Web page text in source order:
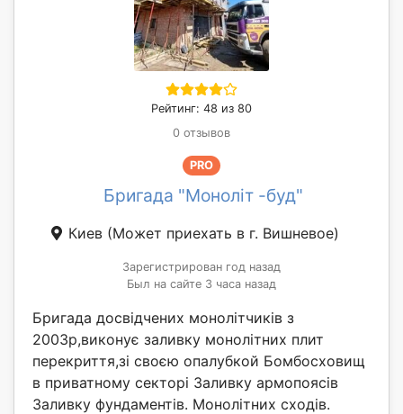
Рейтинг: 48 из 80
0 отзывов
PRO
Бригада "Моноліт -буд"
Киев (Может приехать в г. Вишневое)
Зарегистрирован год назад
Был на сайте 3 часа назад
Бригада досвідчених монолітчиків з
2003р,виконує заливку монолітних плит
перекриття,зі своєю опалубкой Бомбосховищ
в приватному секторі Заливку армопоясів
Заливку фундаментів. Монолітних сходів.